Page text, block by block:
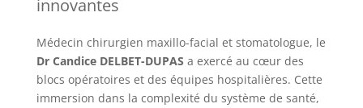
innovantes
Médecin chirurgien maxillo-facial et stomatologue, le
Dr Candice DELBET-DUPAS a exercé au cœur des
blocs opératoires et des équipes hospitalières. Cette
immersion dans la complexité du système de santé,